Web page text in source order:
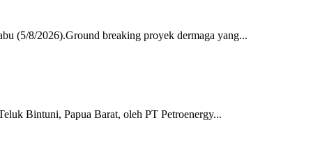
(5/8/2026).Ground breaking proyek dermaga yang...
Bintuni, Papua Barat, oleh PT Petroenergy...